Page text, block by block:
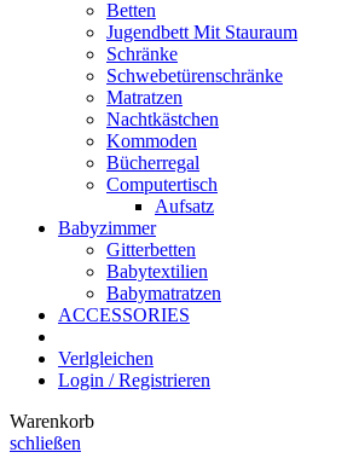
Betten
Jugendbett Mit Stauraum
Schränke
Schwebetürenschränke
Matratzen
Nachtkästchen
Kommoden
Bücherregal
Computertisch
Aufsatz
Babyzimmer
Gitterbetten
Babytextilien
Babymatratzen
ACCESSORIES
Verlgleichen
Login / Registrieren
Warenkorb
schließen